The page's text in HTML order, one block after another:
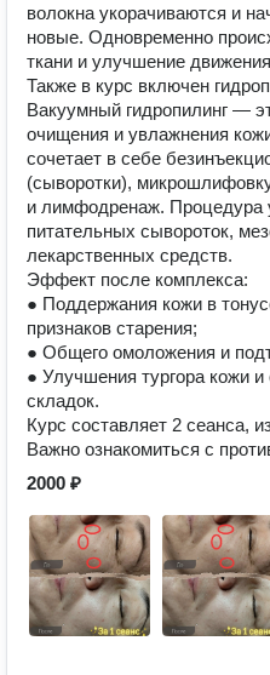
волокна укорачиваются и
новые. Одновременно
ткани и улучшение
Также в курс включен
Вакуумный гидропилинг —
очищения и увлажнения
сочетает в себе
(сыворотки),
и лимфодренаж. Процедура
питательных сывороток,
лекарственных средств.
Эффект после комплекса:
● Поддержания кожи в
признаков старения;
● Общего омоложения и
● Улучшения тургора кожи
складок.
Курс составляет 2 сеанса,
Важно ознакомиться с
2000 ₽